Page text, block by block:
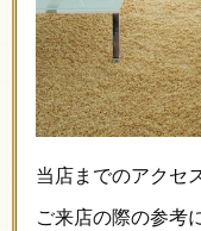
当店までのアクセ
ご来店の際の参考